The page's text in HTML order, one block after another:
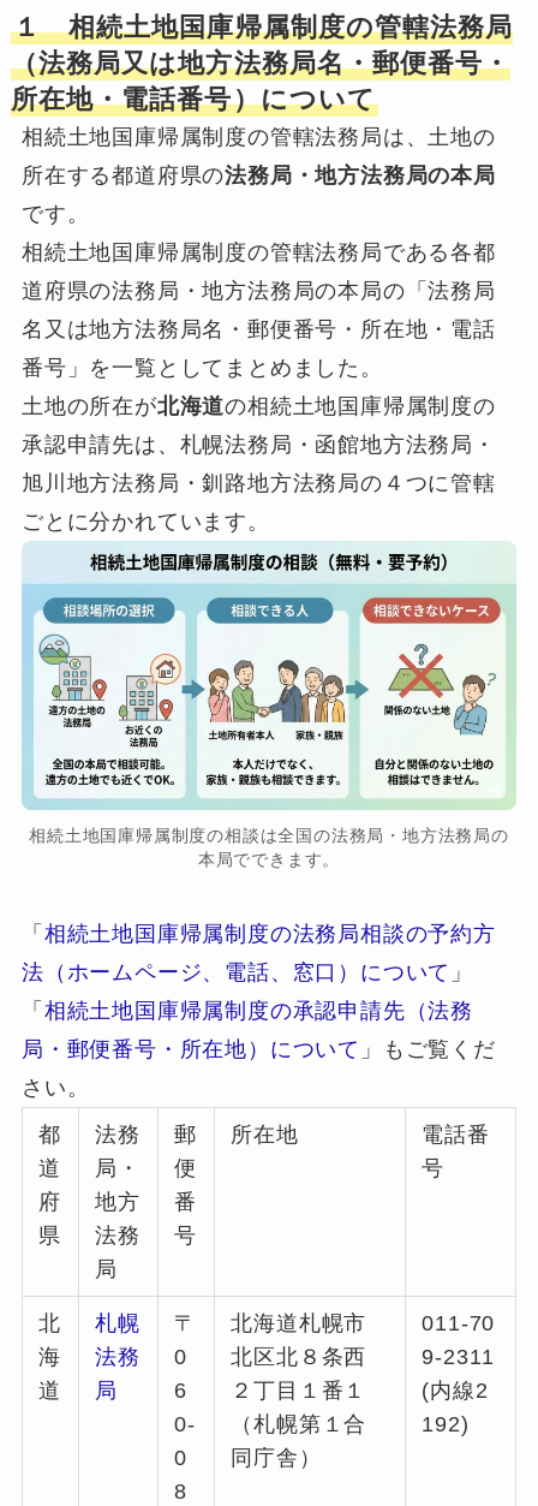
１ 相続土地国庫帰属制度の管轄法務局
（法務局又は地方法務局名・郵便番号・
所在地・電話番号）について
相続土地国庫帰属制度の管轄法務局は、土地の
所在する都道府県の法務局・地方法務局の本局
です。
相続土地国庫帰属制度の管轄法務局である各都
道府県の法務局・地方法務局の本局の「法務局
名又は地方法務局名・郵便番号・所在地・電話
番号」を一覧としてまとめました。
土地の所在が北海道の相続土地国庫帰属制度の
承認申請先は、札幌法務局・函館地方法務局・
旭川地方法務局・釧路地方法務局の４つに管轄
ごとに分かれています。
相続土地国庫帰属制度の相談は全国の法務局・地方法務局の
本局でできます。
「 相続土地国庫帰属制度の法務局相談の予約方
法（ホームページ、電話、窓口）について 」
「 相続土地国庫帰属制度の承認申請先（法務
局・郵便番号・所在地）について 」もご覧くだ
さい。
都
道
府
県
法務
局・
地方
法務
局
郵
便
番
号
所在地
電話番
号
北
海
道
札幌
法務
局
〒
0
6
0-
0
8
北海道札幌市
北区北８条西
２丁目１番１
（札幌第１合
同庁舎）
011-70
9-2311
(内線2
192)